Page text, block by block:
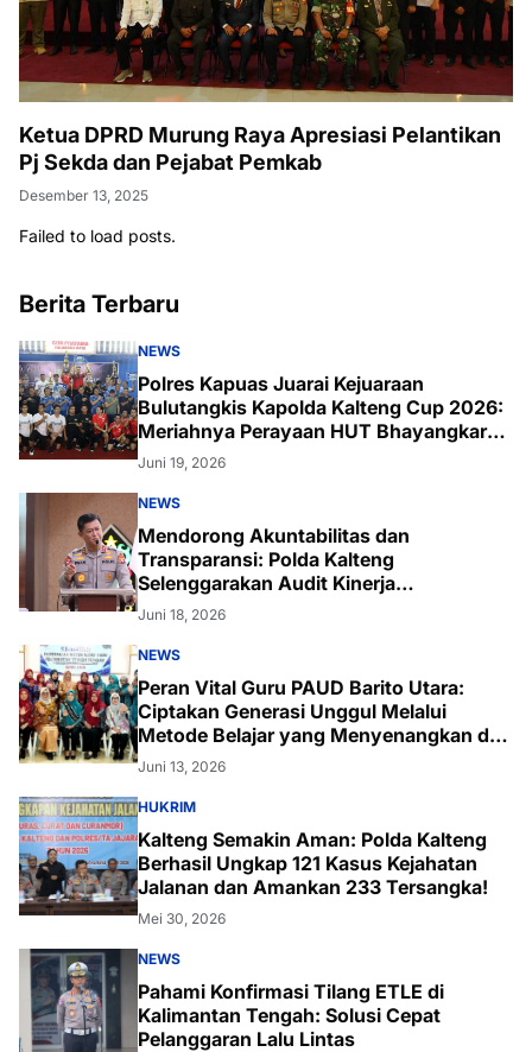
Ketua DPRD Murung Raya Apresiasi Pelantikan
Pj Sekda dan Pejabat Pemkab
Desember 13, 2025
Failed to load posts.
Berita Terbaru
NEWS
Polres Kapuas Juarai Kejuaraan
Bulutangkis Kapolda Kalteng Cup 2026:
Meriahnya Perayaan HUT Bhayangkara
ke-80 di Palangka Raya
Juni 19, 2026
NEWS
Mendorong Akuntabilitas dan
Transparansi: Polda Kalteng
Selenggarakan Audit Kinerja
Komprehensif Bersama Itwasum Polri
Juni 18, 2026
NEWS
Peran Vital Guru PAUD Barito Utara:
Ciptakan Generasi Unggul Melalui
Metode Belajar yang Menyenangkan dan
Inovatif
Juni 13, 2026
HUKRIM
Kalteng Semakin Aman: Polda Kalteng
Berhasil Ungkap 121 Kasus Kejahatan
Jalanan dan Amankan 233 Tersangka!
Mei 30, 2026
NEWS
Pahami Konfirmasi Tilang ETLE di
Kalimantan Tengah: Solusi Cepat
Pelanggaran Lalu Lintas